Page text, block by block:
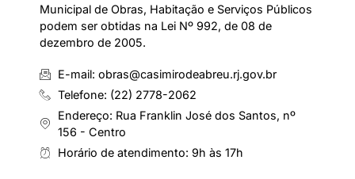
Municipal de Obras, Habitação e Serviços Públicos
podem ser obtidas na Lei Nº 992, de 08 de
dezembro de 2005.
E-mail: obras@casimirodeabreu.rj.gov.br
Telefone: (22) 2778-2062
Endereço: Rua Franklin José dos Santos, nº
156 - Centro
Horário de atendimento: 9h às 17h